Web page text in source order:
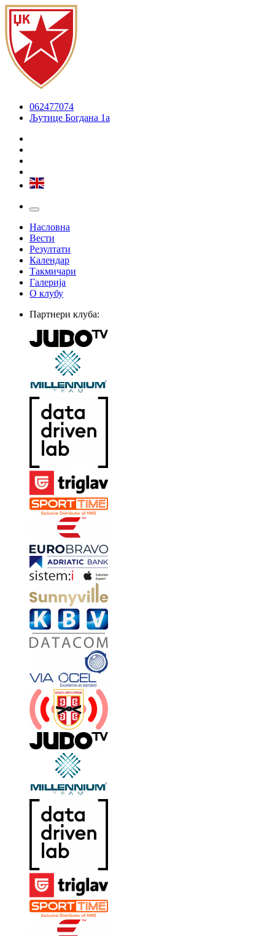
062477074
Љутице Богдана 1а
Насловна
Вести
Резултати
Календар
Такмичари
Галерија
О клубу
Партнери клуба: